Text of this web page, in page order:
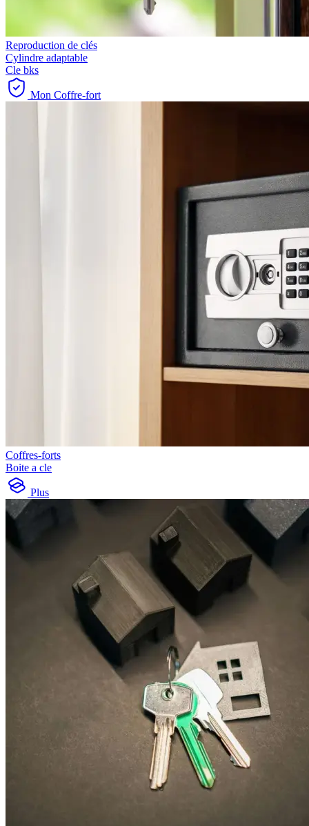
Reproduction de clés
Cylindre adaptable
Cle bks
Mon Coffre-fort
Coffres-forts
Boite a cle
Plus